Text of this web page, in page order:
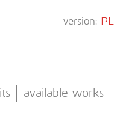
version: PL
available works